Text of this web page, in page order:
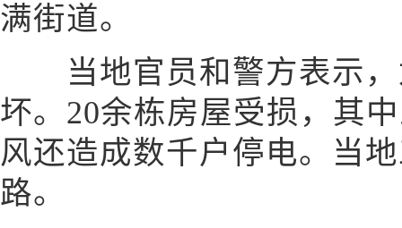
满街道。
当地官员和警方表示，
坏。20余栋房屋受损，其
风还造成数千户停电。当
路。